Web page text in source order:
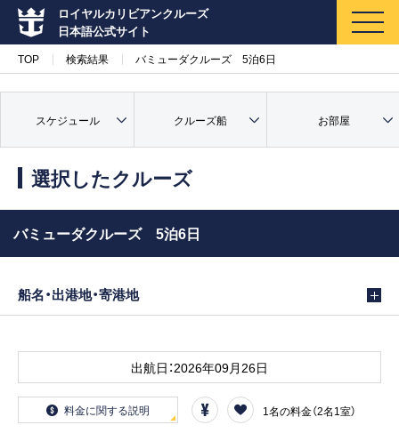
ロイヤルカリビアンクルーズ
日本語公式サイト
マイページ
クルーズ検索
クルーズの楽しみ方
船内へようこそ
客船のご案内
TOP 検索結果 バミューダクルーズ 5泊6日
スケジュール クルーズ船 お部屋
選択したクルーズ
バミューダクルーズ 5泊6日
船名・出港地・寄港地
出航日：2026年09月26日
料金に関する説明 1名の料金（2名1室）